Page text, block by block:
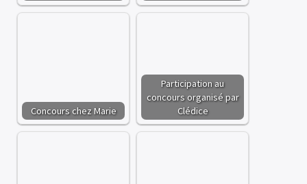
Concours chez Marie
Participation au
concours organisé par
Clédice